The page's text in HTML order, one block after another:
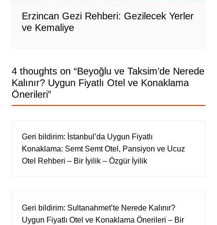
Erzincan Gezi Rehberi: Gezilecek Yerler
ve Kemaliye
4 thoughts on “Beyoğlu ve Taksim’de Nerede
Kalınır? Uygun Fiyatlı Otel ve Konaklama
Önerileri”
Geri bildirim: İstanbul’da Uygun Fiyatlı
Konaklama: Semt Semt Otel, Pansiyon ve Ucuz
Otel Rehberi – Bir İyilik – Özgür İyilik
Geri bildirim: Sultanahmet’te Nerede Kalınır?
Uygun Fiyatlı Otel ve Konaklama Önerileri – Bir